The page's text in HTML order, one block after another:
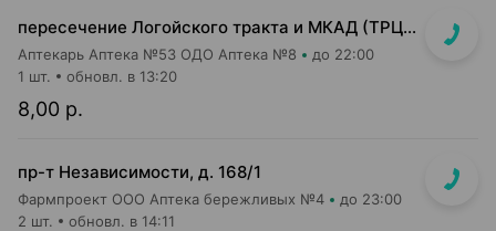
пересечение Логойского тракта и МКАД (ТРЦ "Expobel")
Аптекарь Аптека №53 ОДО Аптека №8 до 22:00
8,00 р.
1 шт. обновл. в 13:20
пр-т Независимости, д. 168/1
Фармпроект ООО Аптека бережливых №4 до 23:00
2 шт. обновл. в 14:11